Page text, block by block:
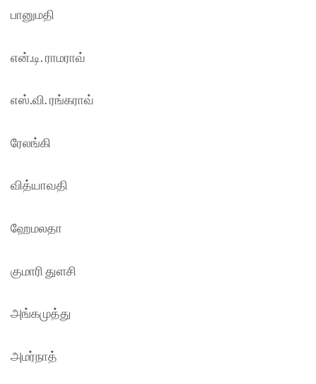
பானுமதி
என்.டி. ராமராவ்
எஸ்.வி. ரங்கராவ்
ரேலங்கி
வித்யாவதி
ஹேமலதா
குமாரி துளசி
அங்கமுத்து
அமர்நாத்